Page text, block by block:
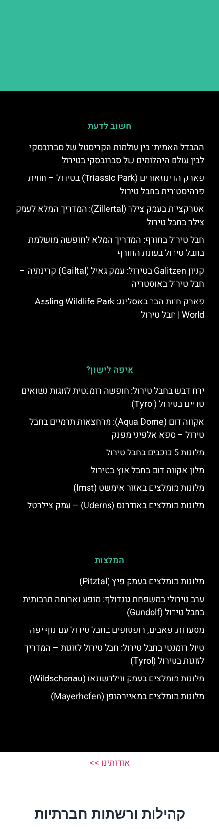
חשוב לדעת
ההבדל האמיתי בין עולמות הקריסטל של סברובסקי
לבין עולם היהלומים של סברובסקי בטירול
פארק הדינוזאורים (Triassic Park) בטירול – חווית
פרהיסטורית בחבל טירול
אטרקציות בעמק צילר (Zillertal): המדריך המלא לעמק
צילר בחבל טירול
חבל טירול בחורף: המדריך המלא לחופשה מושלמת
בחבל טירול בעונת החורף
קניון Galitzen בטירול: עמק גאיל (Gailtal) קרינתיה –
חבל טירול באוסטריה
פארק חיות הבר באסלינג: Assling Wildlife Park
World | חבל טירול
איפה לישון?
ירח דבש בחבל טירול: חופשה רומנטית לזוגות נשואים
טריים בטירול (Tyrol)
אקווה דום (Aqua Dome): מרחצאות תרמיים בחבל
טירול – ספא אלפיני מפנק
מלונות 5 כוכבים בחבל טירול
מלון אקווה דום בחבל אוץ בטירול
מלונות מומלצים באזור אימשט (Imst)
מלונות מומלצים באודרנס (Uderns) – עמק צילרטל
המלצות
מלונות מומלצים בעמק פיץ (Pitztal)
ערב טירולי במשפחת גונדולף: מופע וארוחה תרבותית
בחבל טירול (Gundolf)
מסעדות, פאבים, רופטופים בחבל טירול עם נוף יפה
טיול רומנטי בחבל טירול: חבל טירול לזוגות – המדריך
לזוגות בטירול (Tyrol)
מלונות מומלצים בעמק ווילדשונאו (Wildschonau)
מלונות מומלצים במאיירהופן (Mayerhofen)
אודותינו >>
קהילות ורשתות חברתיות